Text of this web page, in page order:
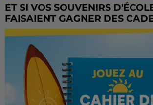
ET SI VOS SOUVENIRS
FAISAIENT GAGNER DES